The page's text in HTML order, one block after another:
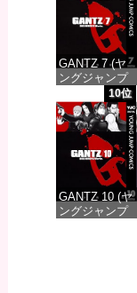
価格：¥100
GANTZ 7 (ヤ
ングジャンプ
コミックス
DIGITAL)
価格：¥100
10位
GANTZ 10 (ヤ
ングジャンプ